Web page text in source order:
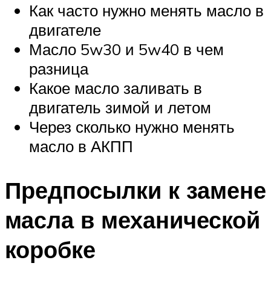
Как часто нужно менять масло в
двигателе
Масло 5w30 и 5w40 в чем
разница
Какое масло заливать в
двигатель зимой и летом
Через сколько нужно менять
масло в АКПП
Предпосылки к замене
масла в механической
коробке